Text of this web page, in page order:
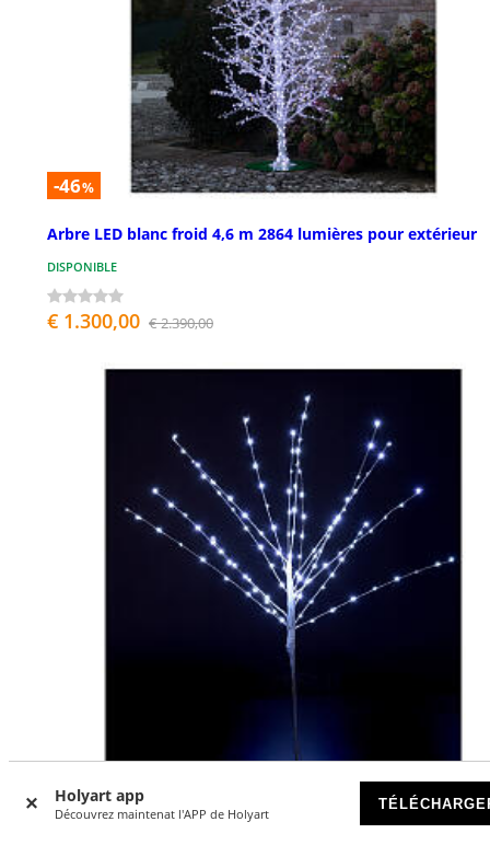
Holyart app
Découvrez maintenat l'APP de Holyart
-46%
Arbre LED blanc froid 4,6 m 2864 lumières pour extérieur
DISPONIBLE
€ 1.300,00 € 2.390,00